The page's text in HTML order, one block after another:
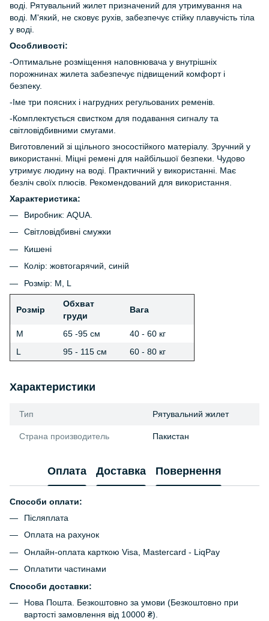
воді. Рятувальний жилет призначений для утримування на
воді. М'який, не сковує рухів, забезпечує стійку плавучість тіла
у воді.
Особливості:
-Оптимальне розміщення наповнювача у внутрішніх
порожнинах жилета забезпечує підвищений комфорт і
безпеку.
-Іме три поясних і нагрудних регульованих ременів.
-Комплектується свистком для подавання сигналу та
світловідбивними смугами.
Виготовлений зі щільного зносостійкого матеріалу. Зручний у
використанні. Міцні ремені для найбільшої безпеки. Чудово
утримує людину на воді. Практичний у використанні. Має
безліч своїх плюсів. Рекомендований для використання.
Характеристика:
Виробник: AQUA.
Світловідбивні смужки
Кишені
Колір: жовтогарячий, синій
Розмір: М, L
Розмір
Обхват
груди
Вага
М 65 -95 см
40 - 60 кг
L
95 - 115 см 60 - 80 кг
Характеристики
Тип Рятувальний жилет
Страна производитель Пакистан
Оплата Доставка Повернення
Способи оплати:
Післяплата
Оплата на рахунок
Онлайн-оплата карткою Visa, Mastercard - LiqPay
Оплатити частинами
Способи доставки:
Нова Пошта. Безкоштовно за умови (Безкоштовно при
вартості замовлення від 10000 ₴).